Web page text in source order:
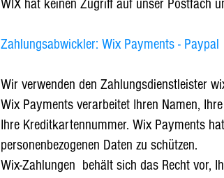
WIX hat keinen Zugriff auf unser Postfach
Zahlungsabwickler: Wix Payments - Paypal
Wir verwenden den Zahlungsdienstleister
Wix Payments verarbeitet Ihren Namen,
Ihre Kreditkartennummer. Wix Payments
personenbezogenen Daten zu schützen.
Wix-Zahlungen behält sich das Recht vor,